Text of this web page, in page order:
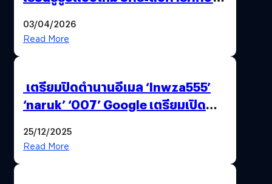
03/04/2026
Read More
เตรียมปิดตำนานอีเมล ‘lnwza555’
‘naruk’ ‘007’ Google เตรียมเปิด
25/12/2025
Read More